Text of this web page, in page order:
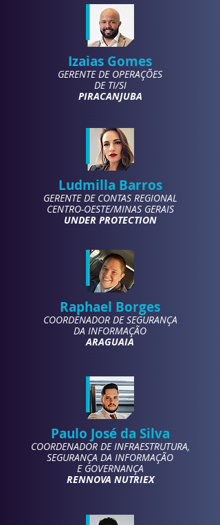
Izaias Gomes
GERENTE DE OPERAÇÕES
DE TI/SI
PIRACANJUBA
Ludmilla Barros
GERENTE DE CONTAS REGIONAL
CENTRO-OESTE/MINAS GERAIS
UNDER PROTECTION
Raphael Borges
COORDENADOR DESEGURANÇA
DA INFORMAÇÃO
ARAGUAIA
Paulo José da Silva
COORDENADOR DEINFRAESTRUTURA,
SEGURANÇA DA INFORMAÇÃO
E GOVERNANÇA
RENNOVA NUTRIEX